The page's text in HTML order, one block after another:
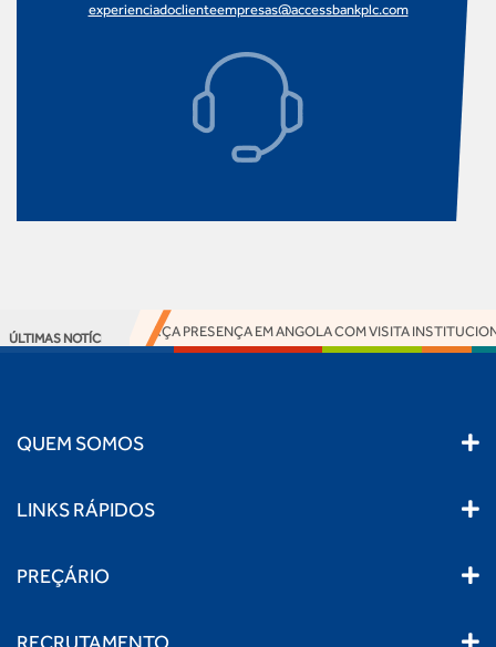
experienciadoclienteempresas@accessbankplc.com
ÚLTIMAS NOTÍCIAS
ACCESS BANK REFORÇA PRESENÇA EM ANGOLA COM VISITA
QUEM SOMOS
LINKS RÁPIDOS
PREÇÁRIO
RECRUTAMENTO